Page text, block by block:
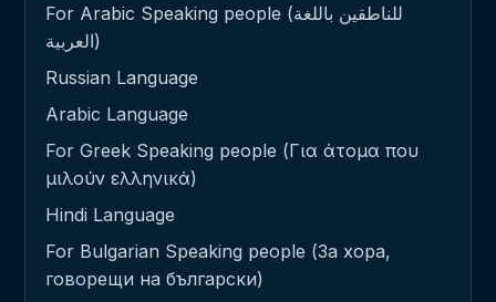
For Arabic Speaking people (للناطقين باللغة
العربية)
Russian Language
Arabic Language
For Greek Speaking people (Για άτομα που
μιλούν ελληνικά)
Hindi Language
For Bulgarian Speaking people (За хора,
говорещи на български)